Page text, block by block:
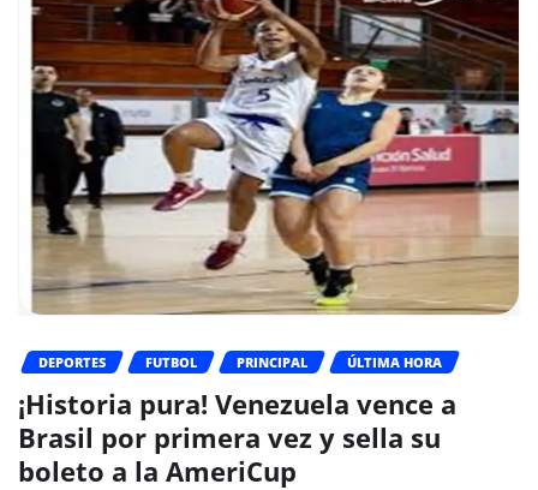
DEPORTES FUTBOL PRINCIPAL ÚLTIMA HORA
¡Historia pura! Venezuela vence a
Brasil por primera vez y sella su
boleto a la AmeriCup